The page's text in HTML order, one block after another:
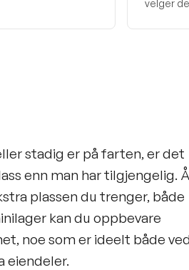
velger
stadig er på farten, er det
enn man har tilgjengelig. Å
plassen du trenger, både
kan du oppbevare
noe som er ideelt både ved
eiendeler.